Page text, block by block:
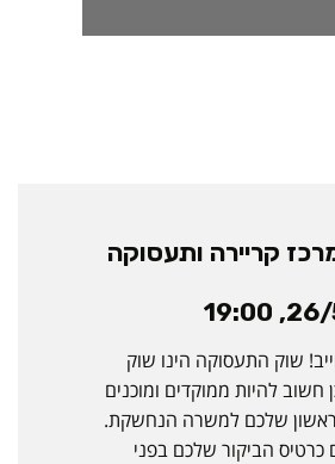
קריירה ותעסוקה
שוק התעסוקה הינו שוק
חשוב להיות ממוקדים ומוכנים
שלכם למשרה הנחשקת.
כרטיס הביקור שלכם בפני